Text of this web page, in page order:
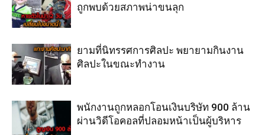
ถูกพบด้วยสภาพน่าขนลุก
ยามที่นิทรรศการศิลปะ พยายามกินงาน
ศิลปะในขณะทำงาน
พนักงานถูกหลอกโอนเงินบริษัท 900 ล้าน
ผ่านวิดีโอคอลที่ปลอมหน้าเป็นผู้บริหาร